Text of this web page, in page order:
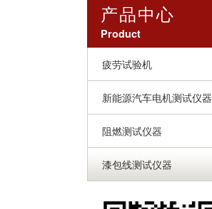
产品中心
Product
疲劳试验机
新能源汽车电机测试仪器
阻燃测试仪器
漆包线测试仪器